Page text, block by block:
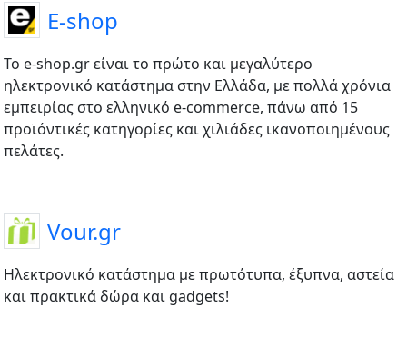
E-shop
Το e-shop.gr είναι το πρώτο και μεγαλύτερο
ηλεκτρονικό κατάστημα στην Ελλάδα, με πολλά χρόνια
εμπειρίας στο ελληνικό e-commerce, πάνω από 15
προϊόντικές κατηγορίες και χιλιάδες ικανοποιημένους
πελάτες.
Vour.gr
Ηλεκτρονικό κατάστημα με πρωτότυπα, έξυπνα, αστεία
και πρακτικά δώρα και gadgets!